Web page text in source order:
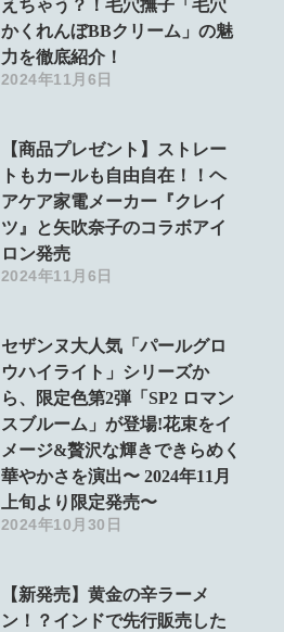
えちゃう？！毛穴撫子「毛穴
かくれんぼBBクリーム」の魅
力を徹底紹介！
2024年11月6日
【商品プレゼント】ストレー
トもカールも自由自在！！ヘ
アケア家電メーカー『クレイ
ツ』と矢吹奈子のコラボアイ
ロン発売
2024年11月6日
セザンヌ大人気「パールグロ
ウハイライト」シリーズか
ら、限定色第2弾「SP2 ロマン
スブルーム」が登場!花束をイ
メージ&贅沢な輝きできらめく
華やかさを演出〜 2024年11月
上旬より限定発売〜
2024年10月30日
【新発売】黄金の辛ラーメ
ン！？インドで先行販売した